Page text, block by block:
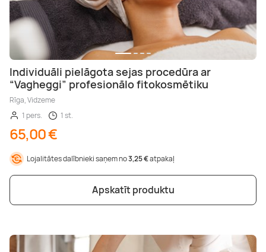
Individuāli pielāgota sejas procedūra ar
“Vagheggi” profesionālo fitokosmētiku
Rīga, Vidzeme
1 pers.
1 st.
65,00 €
Lojalitātes dalībnieki saņem no3,25 €atpakaļ
Apskatīt produktu